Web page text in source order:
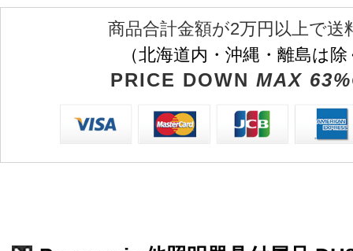
商品合計金額が2万円以上で送
（北海道内・沖縄・離島は
PRICE DOWN MAX